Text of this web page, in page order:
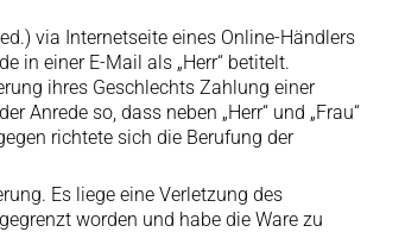
via Internetseite eines Online-Händlers
in einer E-Mail als „Herr“ betitelt.
ihres Geschlechts Zahlung einer
so, dass neben „Herr“ und „Frau“
richtete sich die Berufung der
Es liege eine Verletzung des
worden und habe die Ware zu